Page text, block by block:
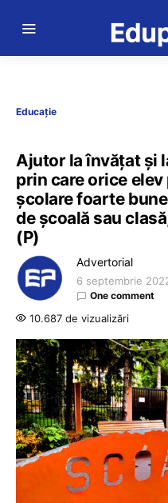
Educație
Ajutor la învățat și
prin care orice
școlare foarte
de școală sau
(P)
Advertorial
6 septembrie
One comment
10.687 de vizualizări